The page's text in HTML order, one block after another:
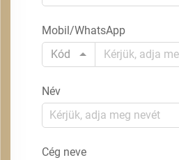
Mobil/WhatsApp
Kód
Név
Cég neve